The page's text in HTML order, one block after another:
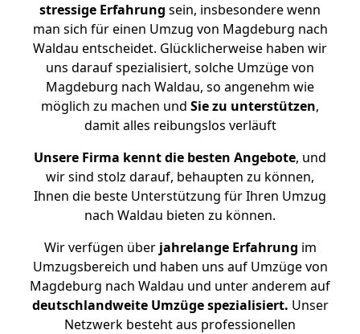
stressige Erfahrung sein, insbesondere wenn
man sich für einen Umzug von Magdeburg nach
Waldau entscheidet. Glücklicherweise haben wir
uns darauf spezialisiert, solche Umzüge von
Magdeburg nach Waldau, so angenehm wie
möglich zu machen und Sie zu unterstützen,
damit alles reibungslos verläuft
Unsere Firma kennt die besten Angebote, und
wir sind stolz darauf, behaupten zu können,
Ihnen die beste Unterstützung für Ihren Umzug
nach Waldau bieten zu können.
Wir verfügen überjahrelange Erfahrung im
Umzugsbereich und haben uns auf Umzüge von
Magdeburg nach Waldau und unter anderem auf
deutschlandweite Umzüge spezialisiert. Unser
Netzwerk besteht aus professionellen